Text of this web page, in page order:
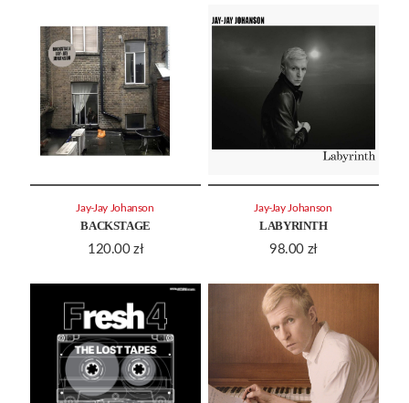
BACKSTAGE
120.00 zł
Jay-Jay Johanson
LABYRINTH
98.00 zł
Jay-Jay Johanson